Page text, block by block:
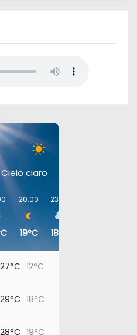
Cielo claro
20:00
19°C
23:00
18°C
27°C 12°C
29°C 18°C
28°C 19°C